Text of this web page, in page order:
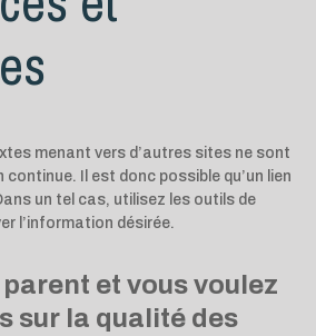
menant vers d’autres sites ne sont
Il est donc possible qu’un lien
un tel cas, utilisez les outils de
l’information désirée.
et vous voulez
sur la qualité des